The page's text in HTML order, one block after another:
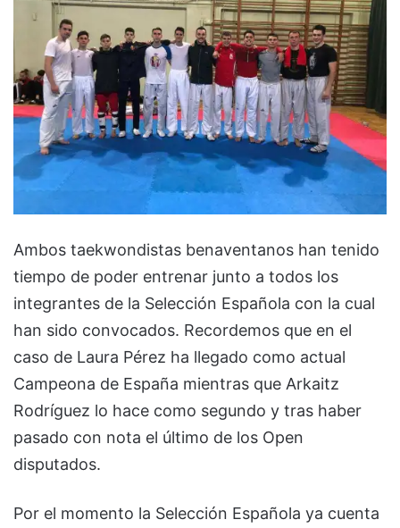
Ambos taekwondistas benaventanos han tenido
tiempo de poder entrenar junto a todos los
integrantes de la Selección Española con la cual
han sido convocados. Recordemos que en el
caso de Laura Pérez ha llegado como actual
Campeona de España mientras que Arkaitz
Rodríguez lo hace como segundo y tras haber
pasado con nota el último de los Open
disputados.
Por el momento la Selección Española ya cuenta